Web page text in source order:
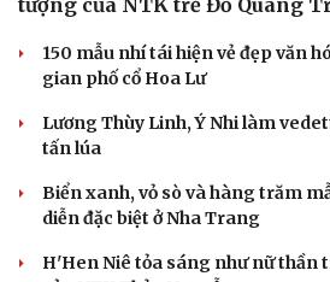
“Ngọc Nữ Trời Nam”- bộ sưu